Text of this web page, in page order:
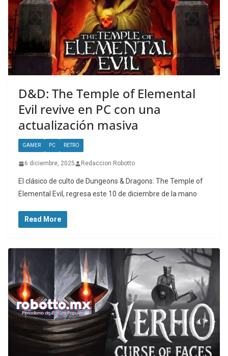
D&D: The Temple of Elemental
Evil revive en PC con una
actualización masiva
GAMER PC RETRO
6 diciembre, 2025 Redaccion Robotto
El clásico de culto de Dungeons & Dragons: The Temple of
Elemental Evil, regresa este 10 de diciembre de la mano
Read More